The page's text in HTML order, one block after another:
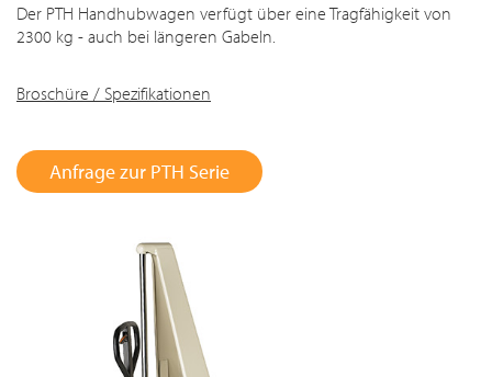
Der PTH Handhubwagen verfügt über eine Tragfähigkeit von
2300 kg - auch bei längeren Gabeln.
Broschüre / Spezifikationen
Anfrage zur PTH Serie